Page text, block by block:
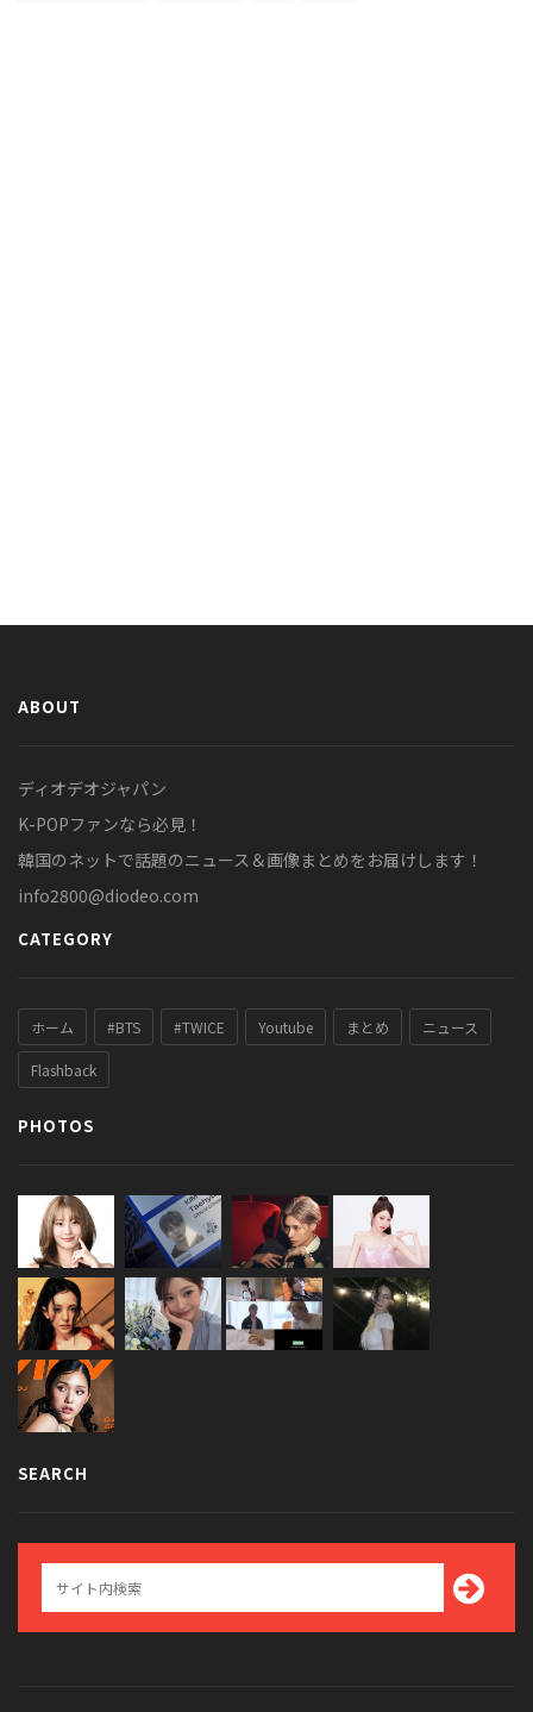
ABOUT
ディオデオジャパン
K-POPファンなら必見！
韓国のネットで話題のニュース＆画像まとめをお届けします！
info2800@diodeo.com
CATEGORY
ホーム #BTS #TWICE Youtube まとめ ニュース
Flashback
PHOTOS
SEARCH